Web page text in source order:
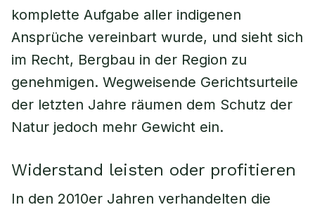
komplette Aufgabe aller indigenen
Ansprüche vereinbart wurde, und sieht sich
im Recht, Bergbau in der Region zu
genehmigen. Wegweisende Gerichtsurteile
der letzten Jahre räumen dem Schutz der
Natur jedoch mehr Gewicht ein.
Widerstand leisten oder profitieren
In den 2010er Jahren verhandelten die